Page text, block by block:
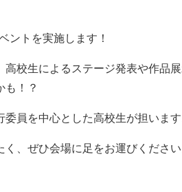
ントを実施します！
校生によるステージ発表や作品
も！？
員を中心とした高校生が担いま
、ぜひ会場に足をお運びくださ